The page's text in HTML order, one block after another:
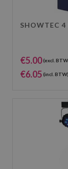
SHOWTEC
€5.00(excl.
€6.05 (incl. BTW)